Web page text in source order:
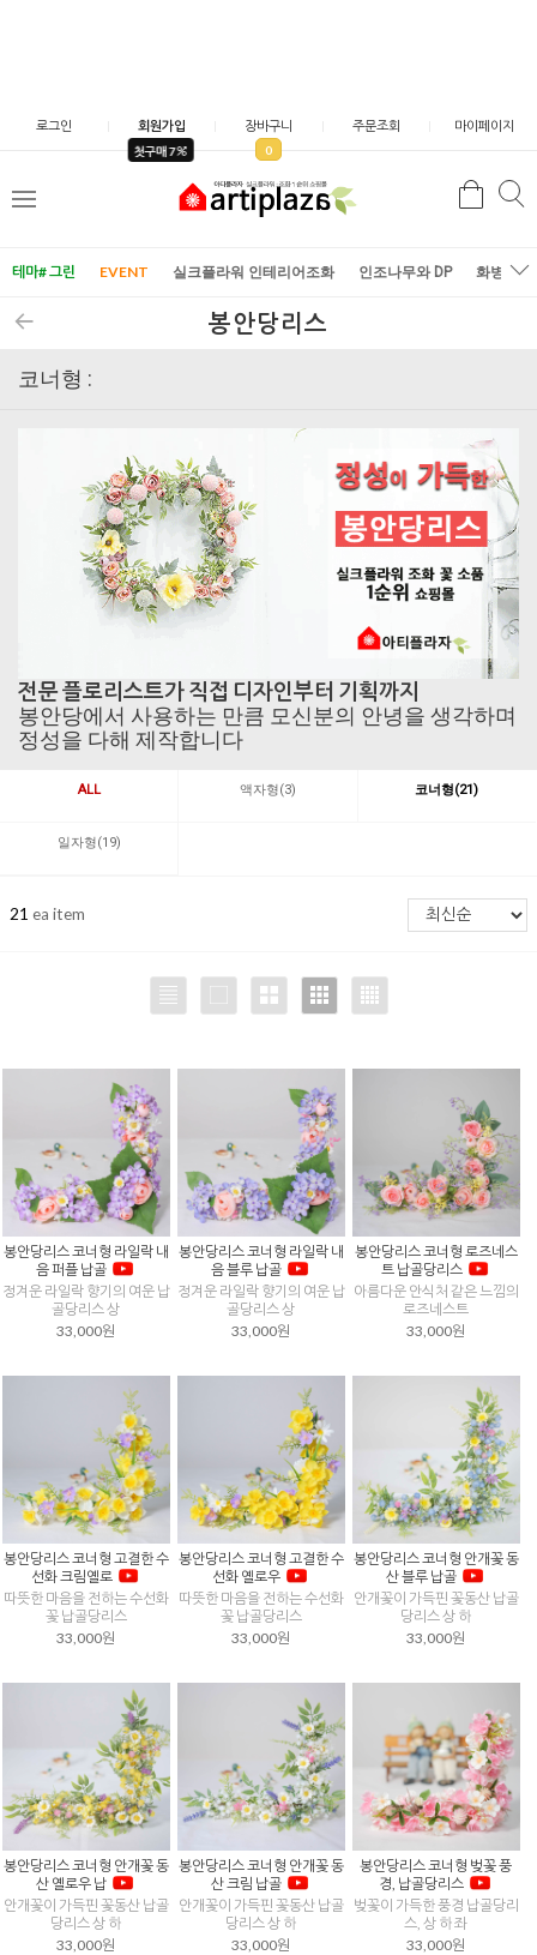
로그인 회원가입
첫구매 7
장바구니
0
주문조회 마이페이지
메
검
테마# 그린 EVENT 실크플라워 인테리어조화 인조나무와 DP 화병/화
봉안당리스
코너형 :
전문 플로리스트가 직접 디자인부터 기획까지
봉안당에서 사용하는 만큼 모신분의 안녕을 생각하며
정성을 다해 제작합니다
ALL 액자형(3) 코너형(21)
일자형(19)
21 ea item
봉안당리스 코너형 라일락 내
음 퍼플 납골
정겨운 라일락 향기의 여운 납
골당리스 상
33,000원
봉안당리스 코너형 라일락 내
음 블루 납골
정겨운 라일락 향기의 여운 납
골당리스 상
33,000원
봉안당리스 코너형 로즈네스
트 납골당리스
아름다운 안식처 같은 느낌의
로즈네스트
33,000원
봉안당리스 코너형 고결한 수
선화 크림옐로
따뜻한 마음을 전하는 수선화
꽃 납골당리스
33,000원
봉안당리스 코너형 고결한 수
선화 옐로우
따뜻한 마음을 전하는 수선화
꽃 납골당리스
33,000원
봉안당리스 코너형 안개꽃 동
산 블루 납골
안개꽃이 가득핀 꽃동산 납골
당리스 상 하
33,000원
봉안당리스 코너형 안개꽃 동
산 옐로우 납
안개꽃이 가득핀 꽃동산 납골
당리스 상 하
33,000원
봉안당리스 코너형 안개꽃 동
산 크림 납골
안개꽃이 가득핀 꽃동산 납골
당리스 상 하
33,000원
봉안당리스 코너형 벚꽃 풍
경, 납골당리스
벚꽃이 가득한 풍경 납골당리
스, 상 하 좌
33,000원